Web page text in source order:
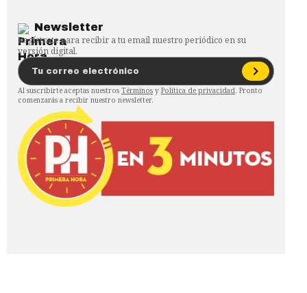
Newsletter
Regístrate para recibir a tu email nuestro periódico en su
versión digital.
Al suscribirte aceptas nuestros Términos y Política de privacidad. Pronto
comenzarás a recibir nuestro newsletter.